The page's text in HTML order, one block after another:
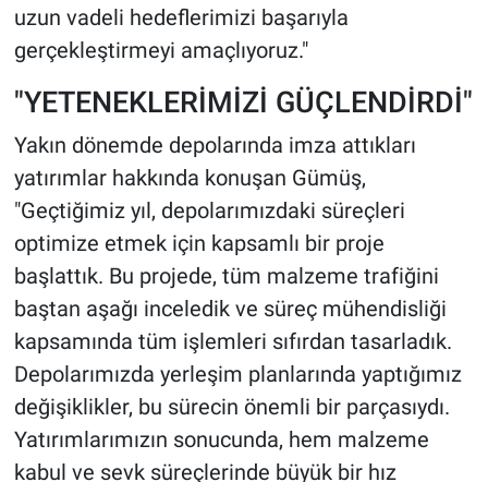
uzun vadeli hedeflerimizi başarıyla
gerçekleştirmeyi amaçlıyoruz."
"YETENEKLERİMİZİ GÜÇLENDİRDİ"
Yakın dönemde depolarında imza attıkları
yatırımlar hakkında konuşan Gümüş,
"Geçtiğimiz yıl, depolarımızdaki süreçleri
optimize etmek için kapsamlı bir proje
başlattık. Bu projede, tüm malzeme trafiğini
baştan aşağı inceledik ve süreç mühendisliği
kapsamında tüm işlemleri sıfırdan tasarladık.
Depolarımızda yerleşim planlarında yaptığımız
değişiklikler, bu sürecin önemli bir parçasıydı.
Yatırımlarımızın sonucunda, hem malzeme
kabul ve sevk süreçlerinde büyük bir hız